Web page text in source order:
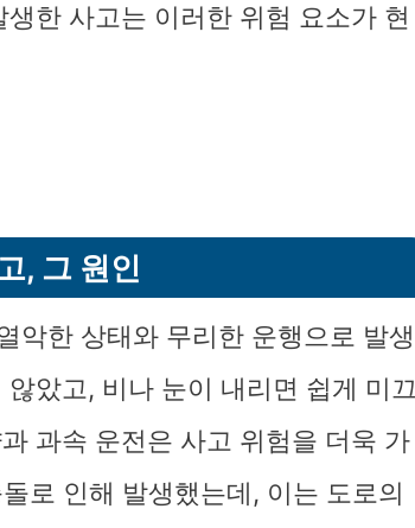
한 사고는 이러한 위험 요소가 현
, 그 원인
악한 상태와 무리한 운행으로 발생
았고, 비나 눈이 내리면 쉽게 미끄
과속 운전은 사고 위험을 더욱 가
로 인해 발생했는데, 이는 도로의